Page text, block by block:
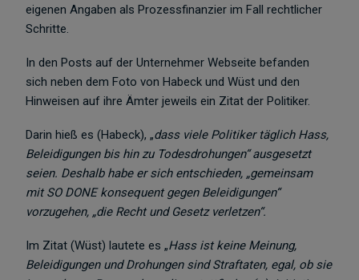
eigenen Angaben als Prozessfinanzier im Fall rechtlicher
Schritte.
In den Posts auf der Unternehmer Webseite befanden
sich neben dem Foto von Habeck und Wüst und den
Hinweisen auf ihre Ämter jeweils ein Zitat der Politiker.
Darin hieß es (Habeck), „dass viele Politiker täglich Hass,
Beleidigungen bis hin zu Todesdrohungen“ ausgesetzt
seien. Deshalb habe er sich entschieden, „gemeinsam
mit SO DONE konsequent gegen Beleidigungen“
vorzugehen, „die Recht und Gesetz verletzen“.
Im Zitat (Wüst) lautete es „Hass ist keine Meinung,
Beleidigungen und Drohungen sind Straftaten, egal, ob sie